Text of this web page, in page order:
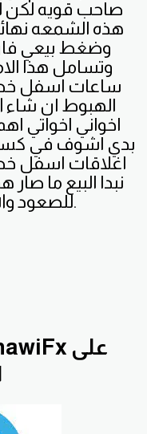
صاحب قويه لكن
هذه الشمعه
وتسامل هذا
ساعات اسفل خط
الهبوط ان شاء
اخواني اخواتي
بدي اشوف في
اغلاقات اسفل خط
نبدا البيع ما
للصعود والله تعالى اعلى واعلم.